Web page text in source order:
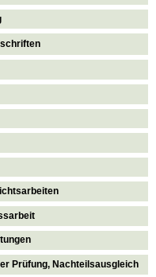
Prüfung, Nachteilsausgleich